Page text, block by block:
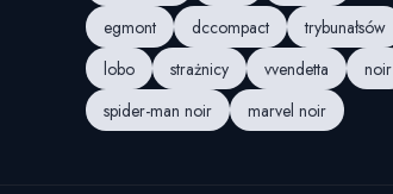
egmont
dccompact
trybunałsów
lobo
strażnicy vvendetta
noir
spider-man noir
marvel noir